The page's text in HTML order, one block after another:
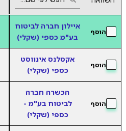
הוסף
איילון חברה לביטוח
בע"מ כספי (שקלי)
הוסף
אקסלנס אינווסט
כספי (שקלי)
הוסף
הכשרה חברה
לביטוח בע"מ -
כספי (שקלי)